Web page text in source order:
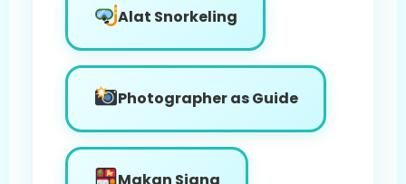
Alat Snorkeling
Photographer as Guide